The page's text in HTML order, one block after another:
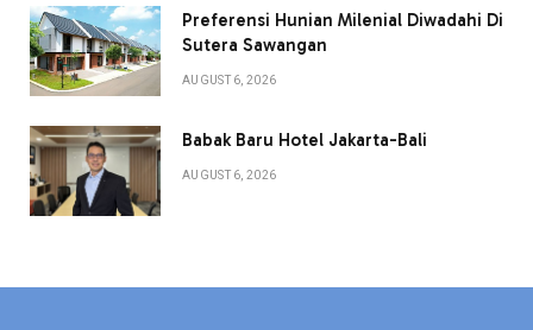
Preferensi Hunian Milenial Diwadahi Di
Sutera Sawangan
AUGUST 6, 2026
Babak Baru Hotel Jakarta-Bali
AUGUST 6, 2026